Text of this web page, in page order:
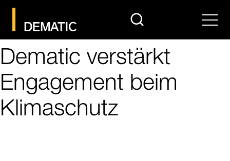
search Menu
Dematic verstärkt
Engagement beim
Klimaschutz